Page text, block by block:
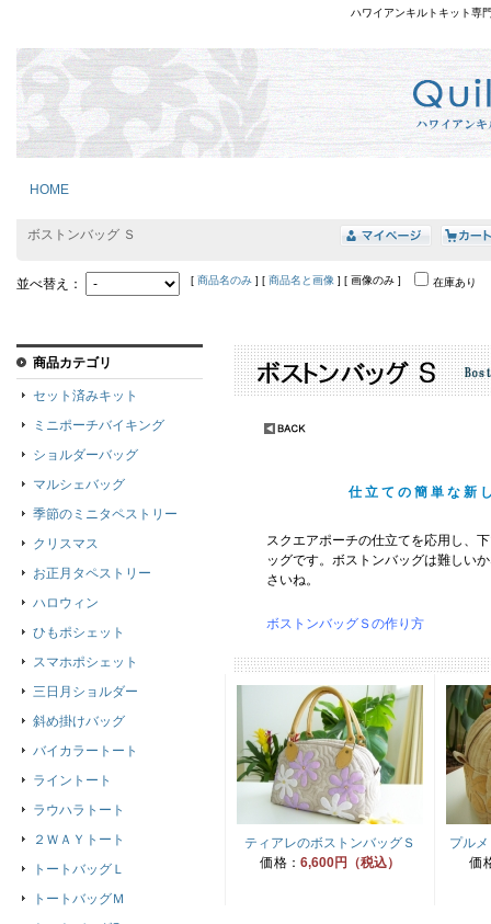
ハワイアンキルトキット専
HOME
ボストンバッグ Ｓ
並べ替え： [ 商品名のみ ] [ 商品名と画像 ] [ 画像のみ ] 在庫あり
仕立ての簡単な新
スクエアポーチの仕立てを応用し、
ッグです。ボストンバッグは難しい
さいね。
ボストンバッグＳの作り方
ティアレのボストンバッグＳ
価格： 6,600円（税込）
プル
価
商品カテゴリ
セット済みキット
ミニポーチバイキング
ショルダーバッグ
マルシェバッグ
季節のミニタペストリー
クリスマス
お正月タペストリー
ハロウィン
ひもポシェット
スマホポシェット
三日月ショルダー
斜め掛けバッグ
バイカラートート
ライントート
ラウハラトート
２ＷＡＹトート
トートバッグＬ
トートバッグＭ